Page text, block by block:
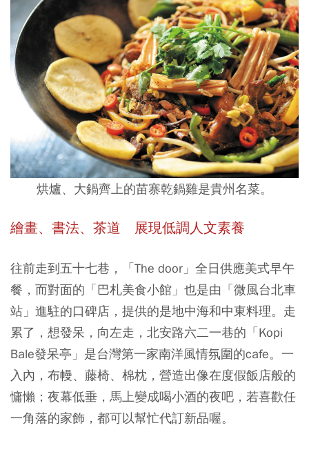
烘爐、大鍋齊上的苗寨乾鍋雞是貴州名菜。
繪畫、書法、茶道 展現低調人文素養
往前走到五十七巷，「The door」全日供應美式早午
餐，而對面的「巴札美食小館」也是由「微風台北車
站」進駐的口碑店，提供的是地中海和中東料理。走
累了，想發呆，向左走，北安路六二一巷的「Kopi
Bale發呆亭」是台灣第一家南洋風情氛圍的cafe。一
入內，布幔、藤椅、棉枕，營造出像在度假飯店般的
慵懶；夜幕低垂，馬上變成喝小酒的夜吧，若喜歡任
一角落的家飾，都可以幫忙代訂新品喔。